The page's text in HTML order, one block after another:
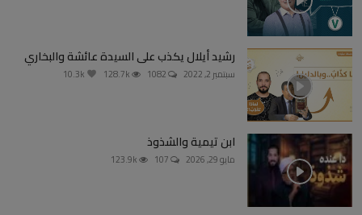
رشيد أيلال يكذب على السيدة عائشة والبخاري
سبتمبر 2, 2022
ابن تيمية والشذوذ
مايو 29, 2026